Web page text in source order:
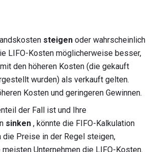
steigen oder wahrscheinlich
LIFO-Kosten möglicherweise besser,
den höheren Kosten (die gekauft
wurden) als verkauft gelten.
Kosten und geringeren Gewinnen.
der Fall ist und Ihre
sinken , könnte die FIFO-Kalkulation
die Preise in der Regel steigen,
Unternehmen die LIFO-Kosten.